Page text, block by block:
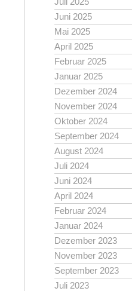
Juni 2025
Mai 2025
April 2025
Februar 2025
Januar 2025
Dezember 2024
November 2024
Oktober 2024
September 2024
August 2024
Juli 2024
Juni 2024
April 2024
Februar 2024
Januar 2024
Dezember 2023
November 2023
September 2023
Juli 2023